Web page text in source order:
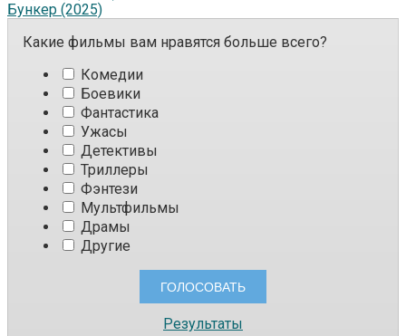
Бункер (2025)
Какие фильмы вам нравятся больше всего?
Комедии
Боевики
Фантастика
Ужасы
Детективы
Триллеры
Фэнтези
Мультфильмы
Драмы
Другие
Результаты